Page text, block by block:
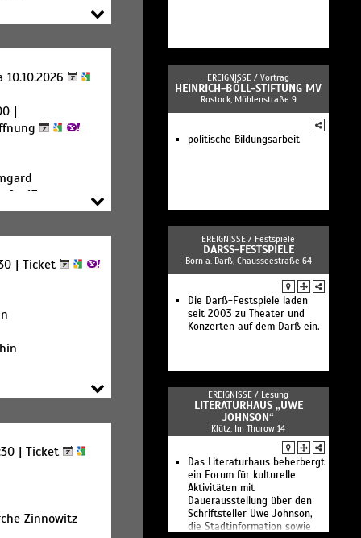
10.10.2026
|
13
| Ticket
| Ticket
Zinnowitz
EREIGNISSE / Vortrag
HEINRICH-BÖLL-STIFTUNG MV
Rostock, Mühlenstraße 9
politische Bildungsarbeit
EREIGNISSE / Festspiele
DARSS-FESTSPIELE
Born a. Darß, Chausseestraße 64
Die Darß-Festspiele laden
seit 2003 zu Theater und
Konzerten auf dem Darß ein.
EREIGNISSE / Lesung
LITERATURHAUS „UWE
JOHNSON“
Klütz, Im Thurow 14
Das Literaturhaus beherbergt
ein Forum für kulturelle
Aktivitäten mit
Dauerausstellung über den
Schriftsteller Uwe Johnson,
die Stadtinformation sowie